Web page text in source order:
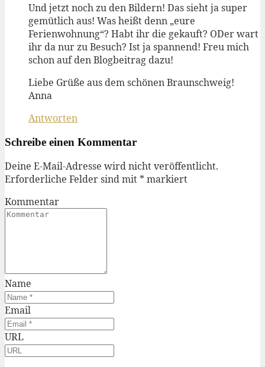
Und jetzt noch zu den Bildern! Das sieht ja super
gemütlich aus! Was heißt denn „eure
Ferienwohnung“? Habt ihr die gekauft? ODer wart
ihr da nur zu Besuch? Ist ja spannend! Freu mich
schon auf den Blogbeitrag dazu!
Liebe Grüße aus dem schönen Braunschweig!
Anna
Antworten
Schreibe einen Kommentar
Deine E-Mail-Adresse wird nicht veröffentlicht.
Erforderliche Felder sind mit * markiert
Kommentar
Name
Email
URL